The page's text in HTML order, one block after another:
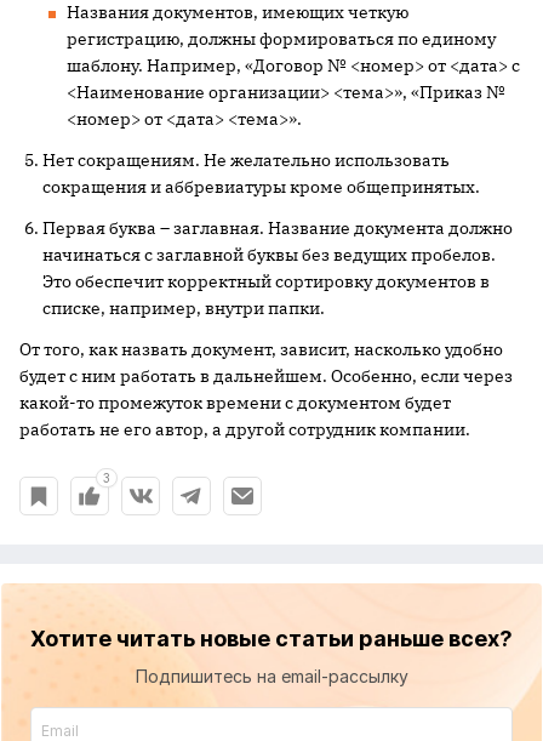
Названия документов, имеющих четкую
регистрацию, должны формироваться по единому
шаблону. Например, «Договор № <номер> от <дата> с
<Наименование организации> <тема>», «Приказ №
<номер> от <дата> <тема>».
Нет сокращениям. Не желательно использовать
сокращения и аббревиатуры кроме общепринятых.
Первая буква – заглавная. Название документа должно
начинаться с заглавной буквы без ведущих пробелов.
Это обеспечит корректный сортировку документов в
списке, например, внутри папки.
От того, как назвать документ, зависит, насколько удобно
будет с ним работать в дальнейшем. Особенно, если через
какой-то промежуток времени с документом будет
работать не его автор, а другой сотрудник компании.
3
Хотите читать новые статьи раньше всех?
Подпишитесь на email-рассылку